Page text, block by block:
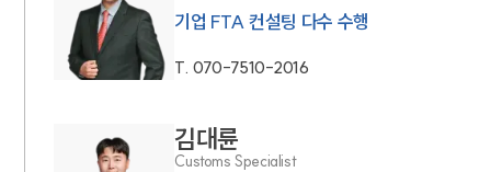
기업 FTA 컨설팅 다수 수행
T. 070-7510-2016
김대륜
Customs Specialist